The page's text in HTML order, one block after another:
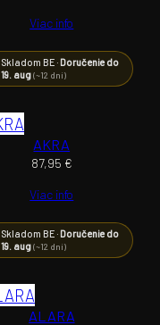
Viac info
Skladom BE ·Doručenie do
19. aug(~12 dní)
AKRA
87,95 €
Viac info
Skladom BE ·Doručenie do
19. aug(~12 dní)
ALARA